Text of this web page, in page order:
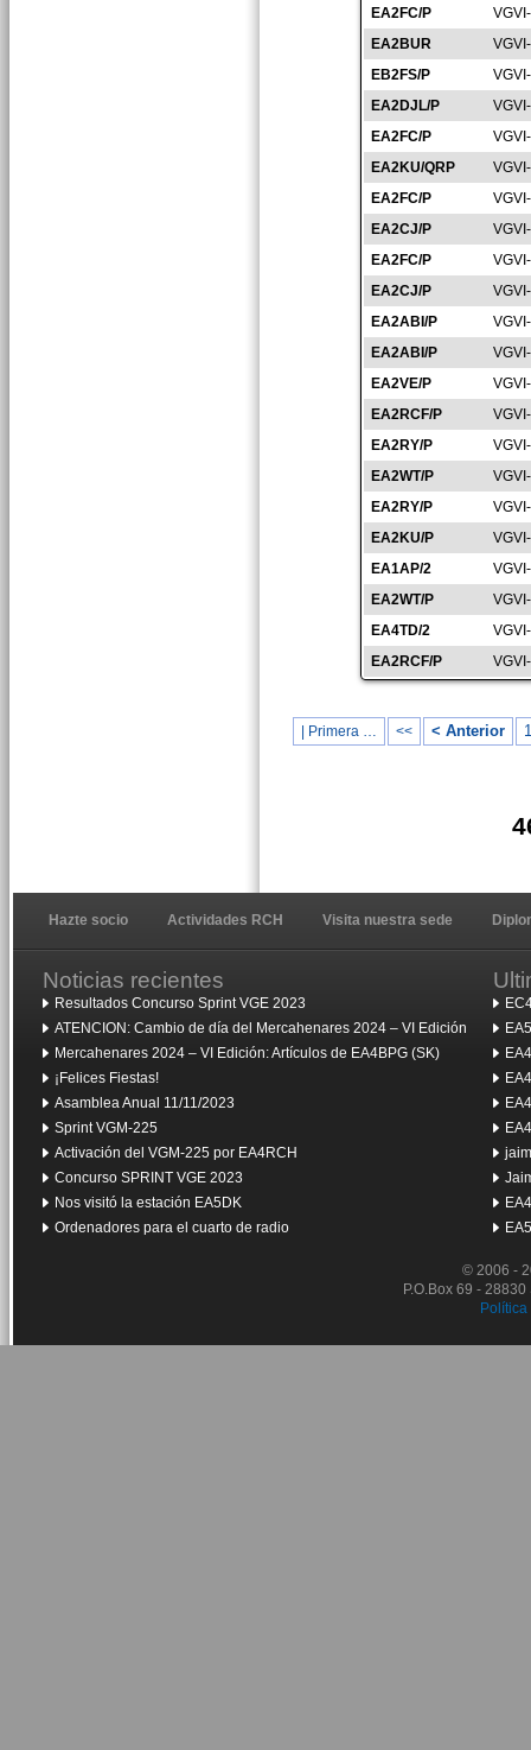
EA2FC/P
EA2BUR
EB2FS/P
EA2DJL/P
EA2FC/P
EA2KU/QRP
EA2FC/P
EA2CJ/P
EA2FC/P
EA2CJ/P
EA2ABI/P
EA2ABI/P
EA2VE/P
EA2RCF/P
EA2RY/P
EA2WT/P
EA2RY/P
EA2KU/P
EA1AP/2
EA2WT/P
EA4TD/2
EA2RCF/P
| Primera … << < Anterior
Hazte socio Actividades RCH Visita nuestra sede
Noticias recientes
Resultados Concurso Sprint VGE 2023
ATENCION: Cambio de día del Mercahenares 2024 – VI Edición
Mercahenares 2024 – VI Edición: Artículos de EA4BPG (SK)
¡Felices Fiestas!
Asamblea Anual 11/11/2023
Sprint VGM-225
Activación del VGM-225 por EA4RCH
Concurso SPRINT VGE 2023
Nos visitó la estación EA5DK
Ordenadores para el cuarto de radio
© 2006 -
P.O.Box 69 -